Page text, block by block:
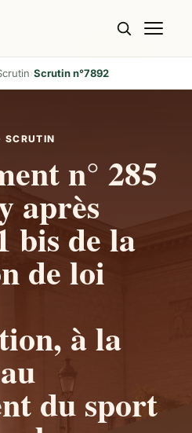
Scrutin n°7892
SCRUTIN
n° 285
après
bis de la
de loi
à la
du sport